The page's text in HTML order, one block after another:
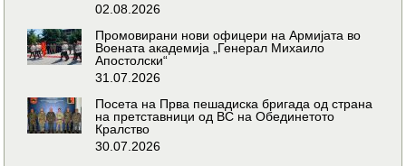
02.08.2026
Промовирани нови офицери на Армијата во
Воената академија „Генерал Михаило
Апостолски“
31.07.2026
Посета на Прва пешадиска бригада од страна
на претставници од ВС на Обединетото
Кралство
30.07.2026